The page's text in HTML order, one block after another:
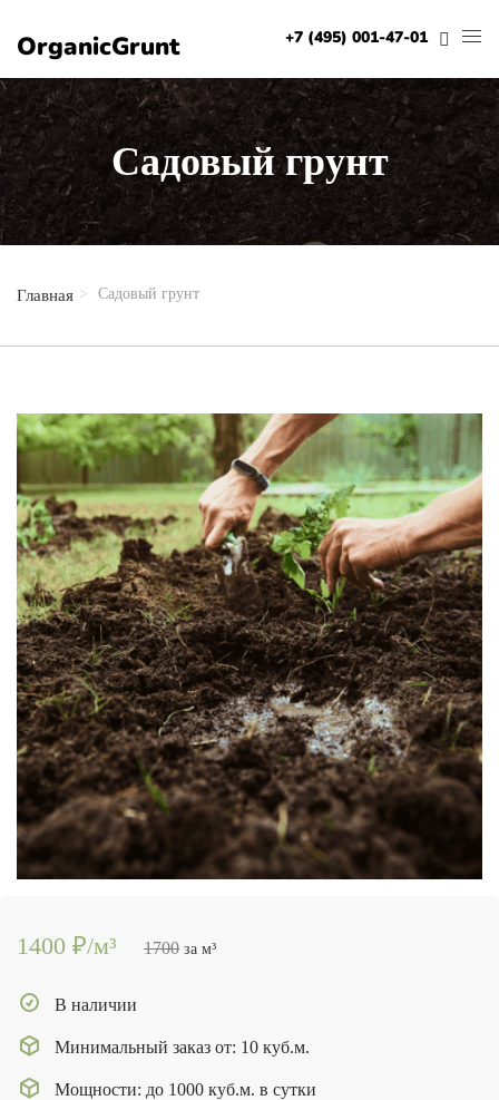
OrganicGrunt +7 (495) 001-47-01
Садовый грунт
Главная Садовый грунт
1400 ₽/м³ 1700 за м³
В наличии
Минимальный заказ от: 10 куб.м.
Мощности: до 1000 куб.м. в сутки